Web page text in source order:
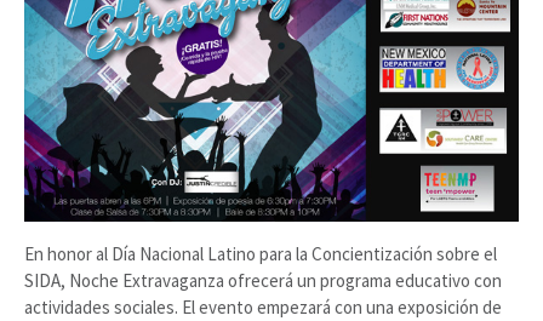
En honor al Día Nacional Latino para la Concientización sobre el
SIDA, Noche Extravaganza ofrecerá un programa educativo con
actividades sociales. El evento empezará con una exposición de